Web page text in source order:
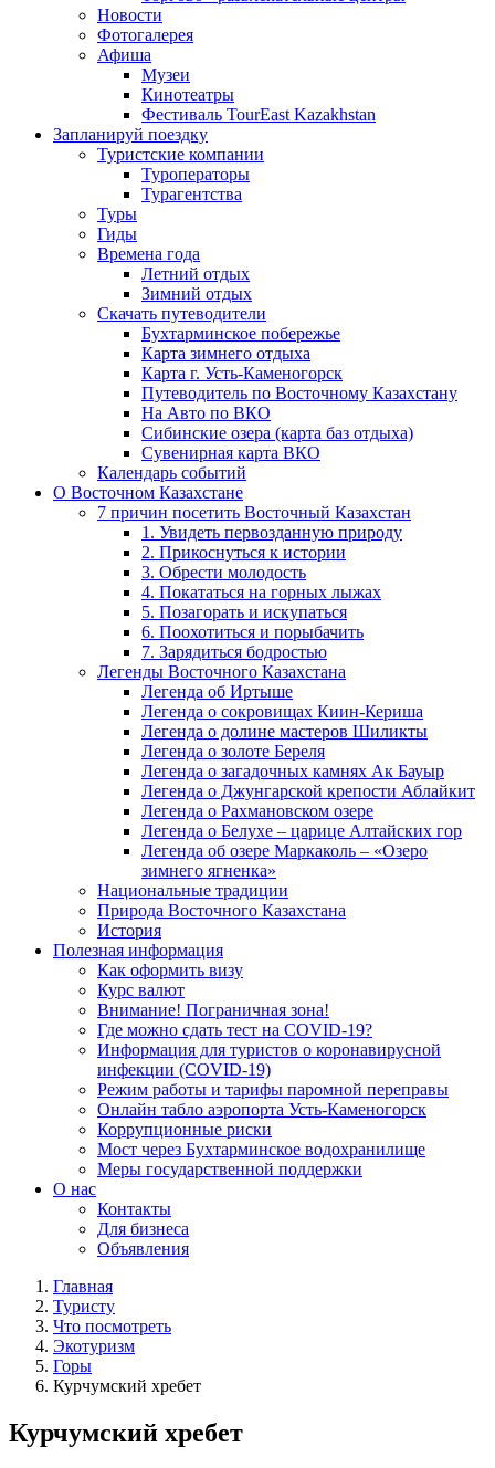
Новости
Фотогалерея
Афиша
Музеи
Кинотеатры
Фестиваль TourEast Kazakhstan
Запланируй поездку
Туристские компании
Туроператоры
Турагентства
Туры
Гиды
Времена года
Летний отдых
Зимний отдых
Скачать путеводители
Бухтарминское побережье
Карта зимнего отдыха
Карта г. Усть-Каменогорск
Путеводитель по Восточному Казахстану
На Авто по ВКО
Сибинские озера (карта баз отдыха)
Сувенирная карта ВКО
Календарь событий
О Восточном Казахстане
7 причин посетить Восточный Казахстан
1. Увидеть первозданную природу
2. Прикоснуться к истории
3. Обрести молодость
4. Покататься на горных лыжах
5. Позагорать и искупаться
6. Поохотиться и порыбачить
7. Зарядиться бодростью
Легенды Восточного Казахстана
Легенда об Иртыше
Легенда о сокровищах Киин-Кериша
Легенда о долине мастеров Шиликты
Легенда о золоте Береля
Легенда о загадочных камнях Ак Бауыр
Легенда о Джунгарской крепости Аблайкит
Легенда о Рахмановском озере
Легенда о Белухе – царице Алтайских гор
Легенда об озере Маркаколь – «Озеро
зимнего ягненка»
Национальные традиции
Природа Восточного Казахстана
История
Полезная информация
Как оформить визу
Курс валют
Внимание! Пограничная зона!
Где можно сдать тест на COVID-19?
Информация для туристов о коронавирусной
инфекции (COVID-19)
Режим работы и тарифы паромной переправы
Онлайн табло аэропорта Усть-Каменогорск
Коррупционные риски
Мост через Бухтарминское водохранилище
Меры государственной поддержки
О нас
Контакты
Для бизнеса
Объявления
Главная
Туристу
Что посмотреть
Экотуризм
Горы
Курчумский хребет
Курчумский хребет